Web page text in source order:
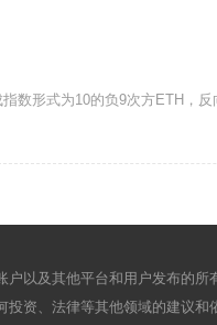
数形式为10的负9次方ETH，
以及其他平台和用户发布的
资、法律等其他领域的建议